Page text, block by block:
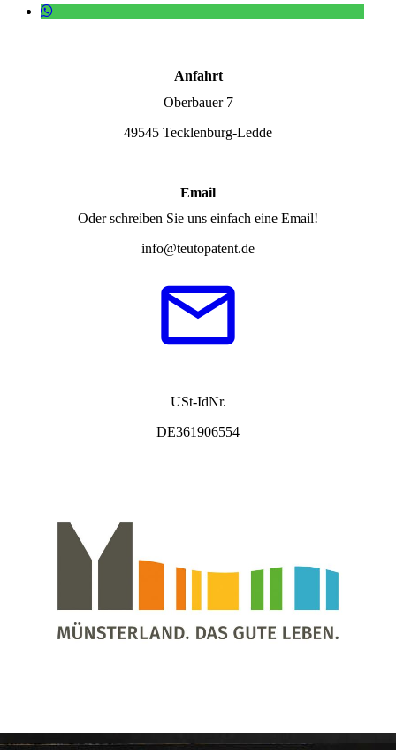
Anfahrt
Oberbauer 7
49545 Tecklenburg-Ledde
Email
Oder schreiben Sie uns einfach eine Email!
info@teutopatent.de
USt-IdNr.
DE361906554